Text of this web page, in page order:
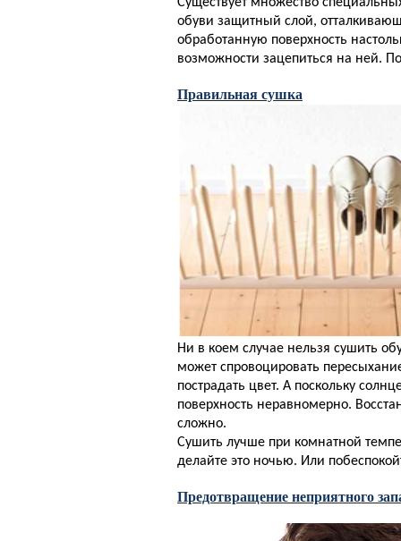
Существует множество
обуви защитный слой,
обработанную поверхность
возможности зацепиться на ней.
Правильная сушка
Ни в коем случае нельзя сушить
может спровоцировать
пострадать цвет. А поскольку
поверхность неравномерно.
сложно.
Сушить лучше при комнатной
делайте это ночью. Или
Предотвращение неприятного